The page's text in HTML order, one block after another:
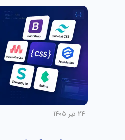
۲۴ تیر ۱۴۰۵